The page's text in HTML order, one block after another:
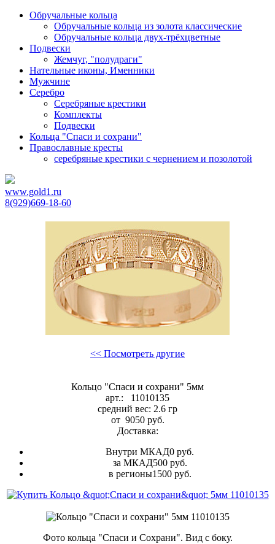
Обручальные кольца
Обручальные кольца из золота классические
Обручальные кольца двух-трёхцветные
Подвески
Жемчуг, "полудраги"
Нательные иконы, Именники
Мужчине
Серебро
Серебряные крестики
Комплекты
Подвески
Кольца "Спаси и сохрани"
Православные кресты
cеребряные крестики с чернением и позолотой
www.gold1.ru
8(929)669-18-60
<< Посмотреть другие
Кольцо "Спаси и сохрани" 5мм
арт.: 11010135
средний вес: 2.6 гр
от 9050 руб.
Доставка:
Внутри МКАД0 руб.
за МКАД500 руб.
в регионы1500 руб.
Фото кольца "Спаси и Сохрани". Вид с боку.